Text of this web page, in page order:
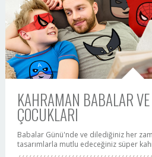
KAHRAMAN BABALAR
ÇOCUKLARI
Babalar Günü'nde ve dilediğiniz her
tasarımlarla mutlu edeceğiniz süper